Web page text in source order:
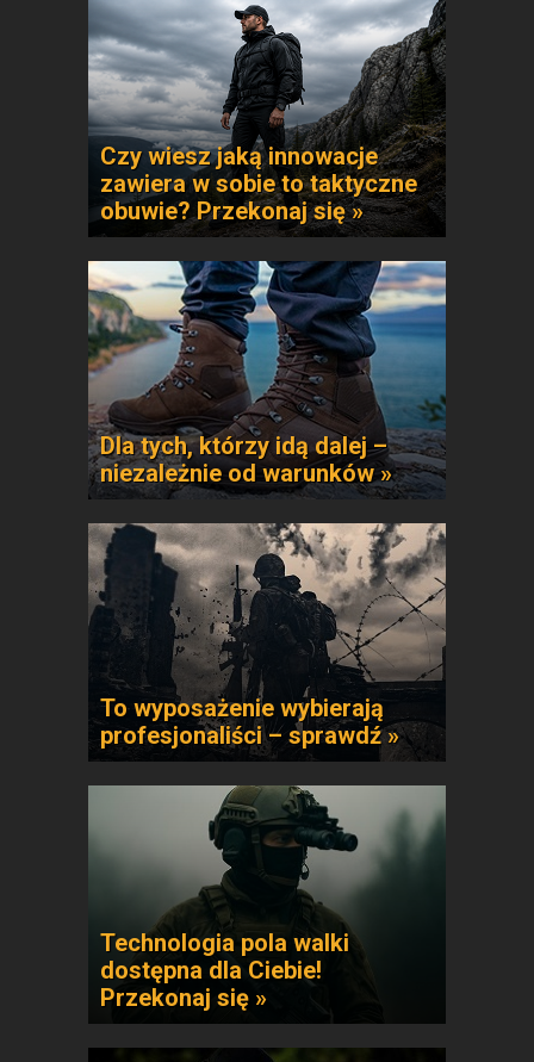
Czy wiesz jaką innowacje
zawiera w sobie to taktyczne
obuwie? Przekonaj się »
Dla tych, którzy idą dalej –
niezależnie od warunków »
To wyposażenie wybierają
profesjonaliści – sprawdź »
Technologia pola walki
dostępna dla Ciebie!
Przekonaj się »